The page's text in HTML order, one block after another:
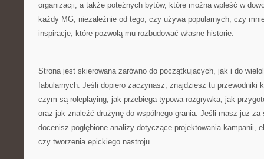
organizacji, a także potężnych bytów, które można wpleść w
każdy MG, niezależnie od tego, czy używa popularnych, czy
inspiracje, które pozwolą mu rozbudować własne historie.
Strona jest skierowana zarówno do początkujących, jak i do
fabularnych. Jeśli dopiero zaczynasz, znajdziesz tu przewodniki
czym są roleplaying, jak przebiega typowa rozgrywka, jak
oraz jak znaleźć drużynę do wspólnego grania. Jeśli masz już
docenisz pogłębione analizy dotyczące projektowania kampanii,
czy tworzenia epickiego nastroju.